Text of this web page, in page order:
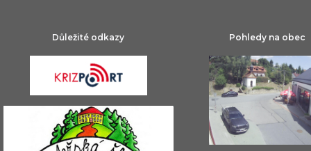
Důležité odkazy Pohledy na obec